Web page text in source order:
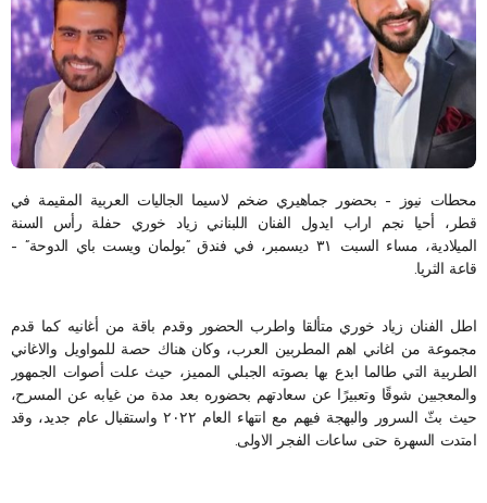
محطات نيوز – بحضور جماهيري ضخم لاسيما الجاليات العربية المقيمة في
قطر، أحيا نجم اراب ايدول الفنان اللبناني زياد خوري حفلة رأس السنة
الميلادية، مساء السبت ٣١ ديسمبر، في فندق “بولمان ويست باي الدوحة” –
قاعة الثريا.
اطل الفنان زياد خوري متألقا واطرب الحضور وقدم باقة من أغانيه كما قدم
مجموعة من اغاني اهم المطربين العرب، وكان هناك حصة للمواويل والاغاني
الطربية التي طالما ابدع بها بصوته الجبلي المميز، حيث علت أصوات الجمهور
والمعجبين شوقًا وتعبيرًا عن سعادتهم بحضوره بعد مدة من غيابه عن المسرح،
حيث بثّ السرور والبهجة فيهم مع انتهاء العام ٢٠٢٢ واستقبال عام جديد، وقد
امتدت السهرة حتى ساعات الفجر الاولى.